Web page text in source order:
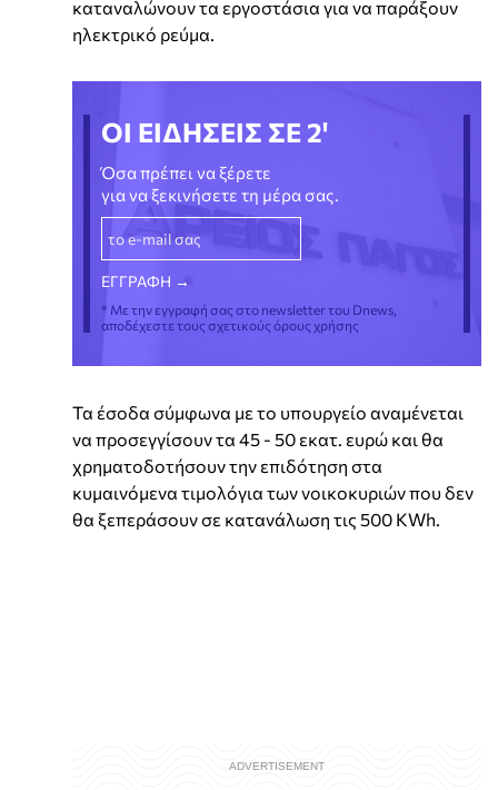
καταναλώνουν τα εργοστάσια για να παράξουν
ηλεκτρικό ρεύμα.
ΟΙ ΕΙΔΗΣΕΙΣ ΣΕ 2'
Όσα πρέπει να ξέρετε
για να ξεκινήσετε τη μέρα σας.
* Με την εγγραφή σας στο newsletter του Dnews,
αποδέχεστε τους σχετικούς όρους χρήσης
Τα έσοδα σύμφωνα με το υπουργείο αναμένεται
να προσεγγίσουν τα 45 - 50 εκατ. ευρώ και θα
χρηματοδοτήσουν την επιδότηση στα
κυμαινόμενα τιμολόγια των νοικοκυριών που δεν
θα ξεπεράσουν σε κατανάλωση τις 500 KWh.